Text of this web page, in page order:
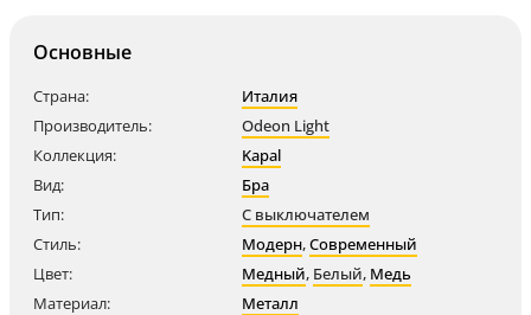
Основные
Страна:
Италия
Производитель:
Odeon Light
Коллекция:
Kapal
Вид:
Бра
Тип:
С выключателем
Стиль:
Модерн,Современный
Цвет:
Медный, Белый, Медь
Материал:
Металл